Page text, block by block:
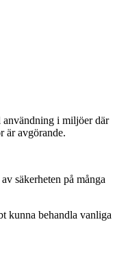
användning i miljöer där
är avgörande.
säkerheten på många
kunna behandla vanliga